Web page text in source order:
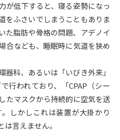
調べる
実施プログラムから探す
夢ナビライブ
が低下すると、寝る姿勢になっ
をふさいでしまうこともありま
た脂肪や骨格の問題、アデノイ
合なども、睡眠時に気道を狭め
器科、あるいは「いびき外来」
行われており、「CPAP（シー
たマスクから持続的に空気を送
しかしこれは装置が大掛かり
言えません。